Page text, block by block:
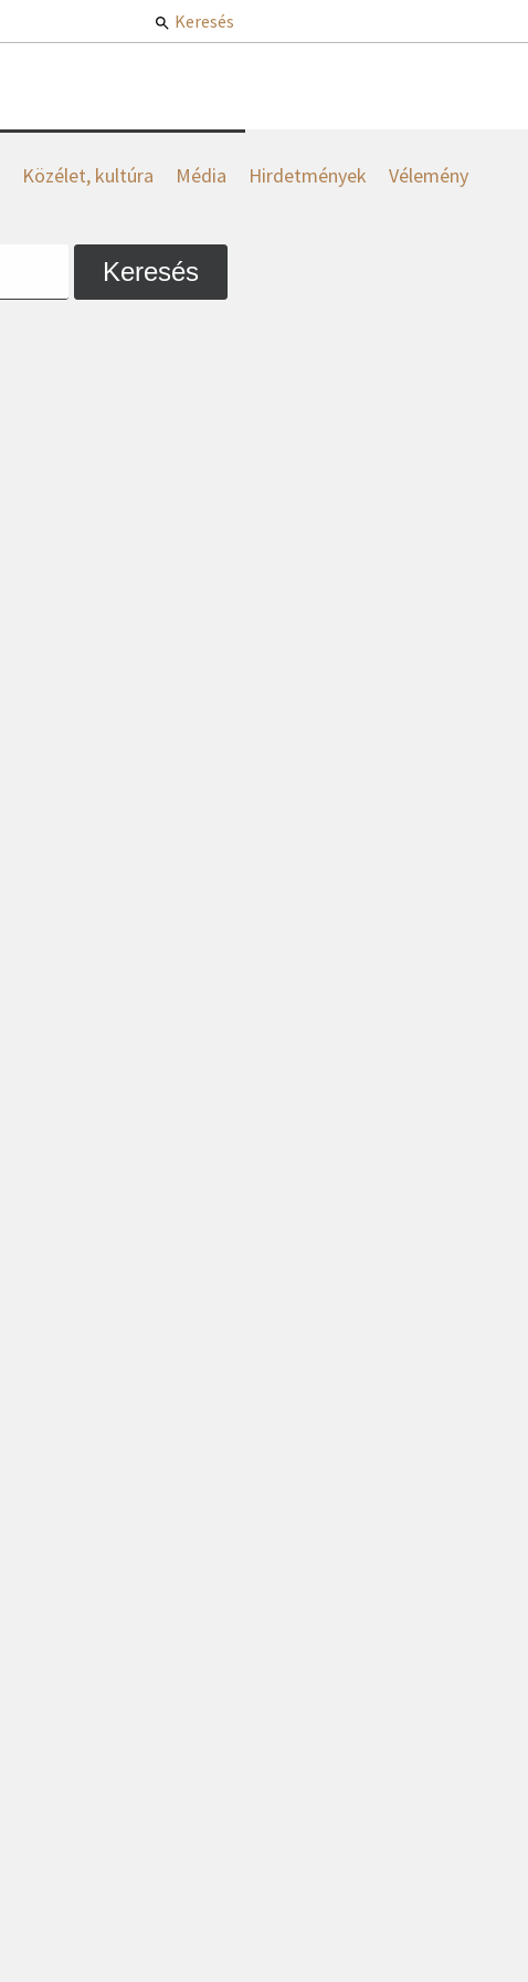
Keresés
Közélet, kultúra Média Hirdetmények Vélemény
Keresés